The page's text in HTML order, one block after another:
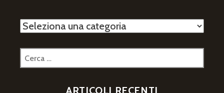
Categorie
Ricerca
per:
ARTICOLI RECENTI